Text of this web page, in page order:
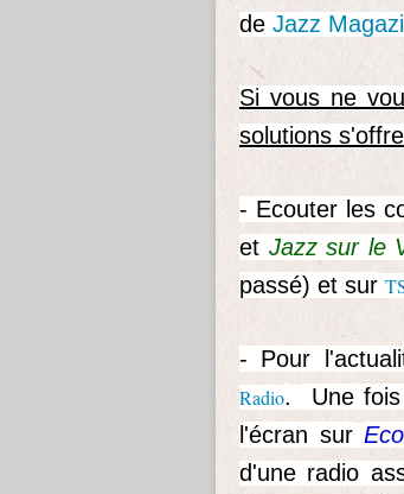
de Jazz
Si vous ne
solutions
- Ecouter les
et Jazz sur le
passé) et sur
- Pour
Radio.
Une
l'écran sur
d'une radio